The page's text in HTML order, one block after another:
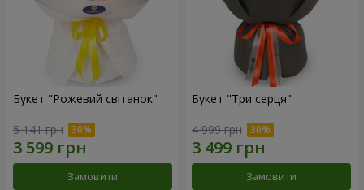
Букет "Рожевий світанок"
5 141 грн
Замовити
Букет "Три серця"
4 999 грн
Замовити